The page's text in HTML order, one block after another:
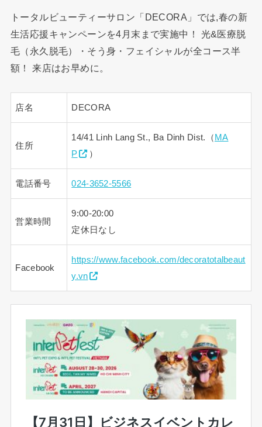
トータルビューティーサロン「DECORA」では,春の新
生活応援キャンペーンを4月末まで実施中！ 光&医療脱
毛（永久脱毛）・そう身・フェイシャルが全コース半
額！ 来店はお早めに。
店名 DECORA
住所
14/41 Linh Lang St., Ba Dinh Dist.（ MA
P
）
電話番号 024-3652-5566
営業時間
9:00-20:00
定休日なし
Facebook
https://www.facebook.com/decoratotalbeaut
y.vn